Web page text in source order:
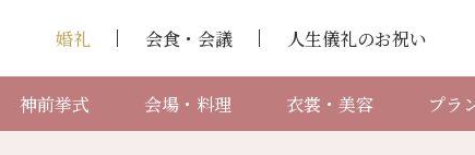
婚礼
神前挙式 会場・料理 衣裳・美容 プラ
会食・会議 人生儀礼のお祝い